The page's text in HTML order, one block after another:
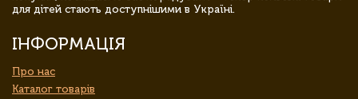
для дітей стають доступнішими в Україні.
ІНФОРМАЦІЯ
Про нас
Каталог товарів